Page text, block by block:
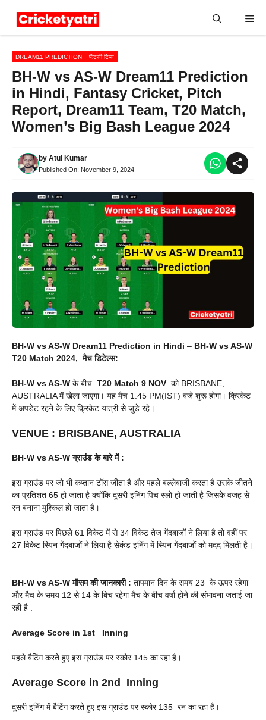
DREAM11 PREDICTION फैंटसी टिप्स
BH-W vs AS-W Dream11 Prediction
in Hindi, Fantasy Cricket, Pitch
Report, Dream11 Team, T20 Match,
Women’s Big Bash League 2024
by Atul Kumar
Published On: November 9, 2024
BH-W vs AS-W Dream11 Prediction in Hindi – BH-W vs AS-W
T20 Match 2024, मैच डिटेल्स:
BH-W vs AS-W के बीच T20 Match 9 NOV को BRISBANE,
AUSTRALIA में खेला जाएगा। यह मैच 1:45 PM(IST) बजे शुरू होगा। क्रिकेट
में अपडेट रहने के लिए क्रिकेट यात्री से जुड़े रहे।
VENUE : BRISBANE, AUSTRALIA
BH-W vs AS-Wग्राउंड के बारे में :
इस ग्राउंड पर जो भी कप्तान टॉस जीता है और पहले बल्लेबाजी करता है उसके जीतने
का प्रतिशत 65 हो जाता है क्योंकि दूसरी इनिंग पिच स्लो हो जाती है जिसके वजह से
रन बनाना मुश्किल हो जाता है।
इस ग्राउंड पर पिछले 61 विकेट में से 34 विकेट तेज गेंदबाजों ने लिया है तो वहीं पर
27 विकेट स्पिन गेंदबाजों ने लिया है सेकंड इनिंग में स्पिन गेंदबाजों को मदद मिलती है।
BH-W vs AS-Wमौसम की जानकारी : तापमान दिन के समय 23 के ऊपर रहेगा
और मैच के समय 12 से 14 के बिच रहेगा मैच के बीच वर्षा होने की संभावना जताई जा
रही है .
Average Score in 1st Inning
पहले बैटिंग करते हुए इस ग्राउंड पर स्कोर 145 का रहा है।
Average Score in 2nd Inning
दूसरी इनिंग में बैटिंग करते हुए इस ग्राउंड पर स्कोर 135 रन का रहा है।